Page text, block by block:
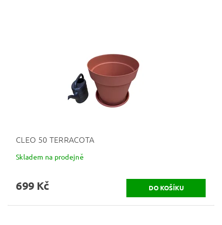
CLEO 50 TERRACOTA
Skladem na prodejně
699 Kč